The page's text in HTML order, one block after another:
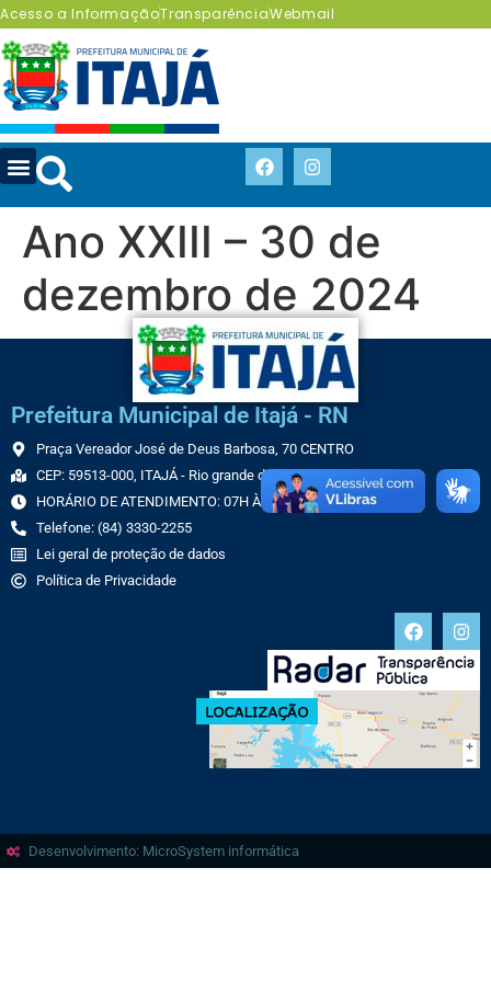
Acesso a InformaçãoTransparênciaWebmail
Ano XXIII – 30 de
dezembro de 2024
Prefeitura Municipal de Itajá - RN
Praça Vereador José de Deus Barbosa, 70 CENTRO
CEP: 59513-000, ITAJÁ - Rio grande do Norte
HORÁRIO DE ATENDIMENTO: 07H ÀS 13H
Telefone: (84) 3330-2255
Lei geral de proteção de dados
Política de Privacidade
Desenvolvimento: MicroSystem informática